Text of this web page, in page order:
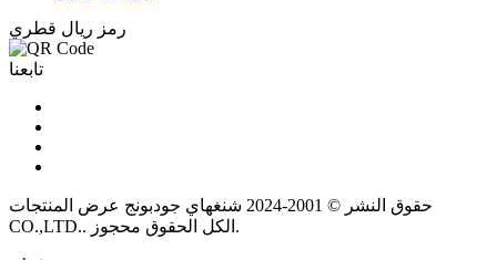
رمز ريال قطري
تابعنا
حقوق النشر © 2001-2024 شنغهاي جودبونج عرض المنتجات
CO.,LTD.. الكل الحقوق محجوز.